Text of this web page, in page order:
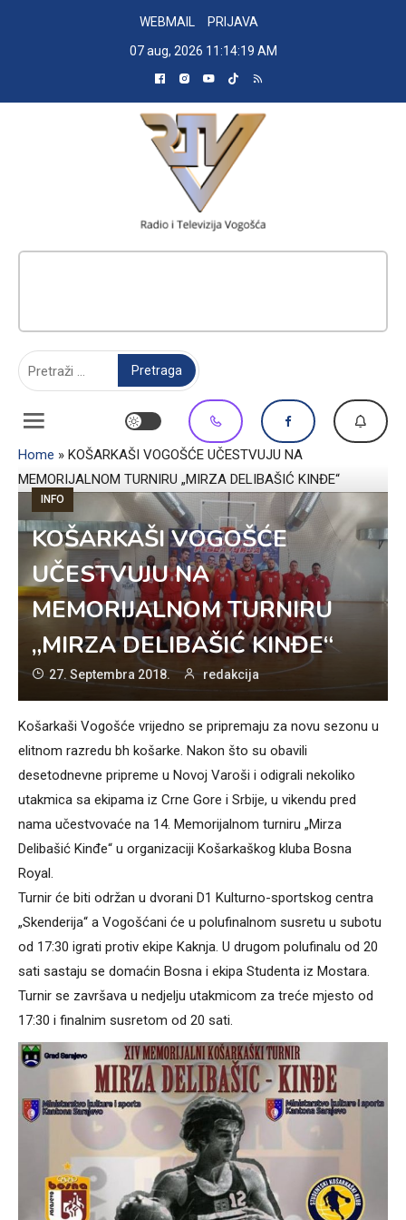
WEBMAIL
PRIJAVA
07 aug, 2026 11:14:20 AM
Home » KOŠARKAŠI VOGOŠĆE UČESTVUJU NA
MEMORIJALNOM TURNIRU „MIRZA DELIBAŠIĆ KINĐE“
INFO
KOŠARKAŠI VOGOŠĆE
UČESTVUJU NA
MEMORIJALNOM TURNIRU
„MIRZA DELIBAŠIĆ KINĐE“
27. Septembra 2018. redakcija
Košarkaši Vogošće vrijedno se pripremaju za novu sezonu u
elitnom razredu bh košarke. Nakon što su obavili
desetodnevne pripreme u Novoj Varoši i odigrali nekoliko
utakmica sa ekipama iz Crne Gore i Srbije, u vikendu pred
nama učestvovaće na 14. Memorijalnom turniru „Mirza
Delibašić Kinđe“ u organizaciji Košarkaškog kluba Bosna
Royal.
Turnir će biti održan u dvorani D1 Kulturno-sportskog centra
„Skenderija“ a Vogošćani će u polufinalnom susretu u subotu
od 17:30 igrati protiv ekipe Kaknja. U drugom polufinalu od 20
sati sastaju se domaćin Bosna i ekipa Studenta iz Mostara.
Turnir se završava u nedjelju utakmicom za treće mjesto od
17:30 i finalnim susretom od 20 sati.